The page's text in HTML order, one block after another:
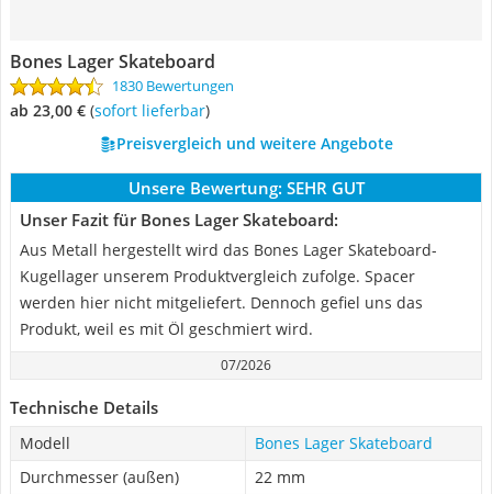
Bones Lager Skateboard
1830 Bewertungen
ab 23,00 € ( Sofort lieferbar)
Preisvergleich und weitere Angebote
Unsere Bewertung: SEHR GUT
Unser Fazit für Bones Lager Skateboard:
Aus Metall hergestellt wird das Bones Lager Skateboard-
Kugellager unserem Produktvergleich zufolge. Spacer
werden hier nicht mitgeliefert. Dennoch gefiel uns das
Produkt, weil es mit Öl geschmiert wird.
07/2026
Technische Details
Modell
Bones Lager Skateboard
Durchmesser (außen)
22 mm